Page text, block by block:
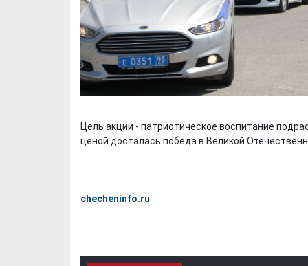
Цель акции - патриотическое воспитание
ценой досталась победа в Великой
checheninfo.ru